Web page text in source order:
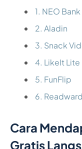
1. NEO Bank
2. Aladin
3. Snack
4. LikeIt Lite
5. FunFlip
6.
Cara
Gratis